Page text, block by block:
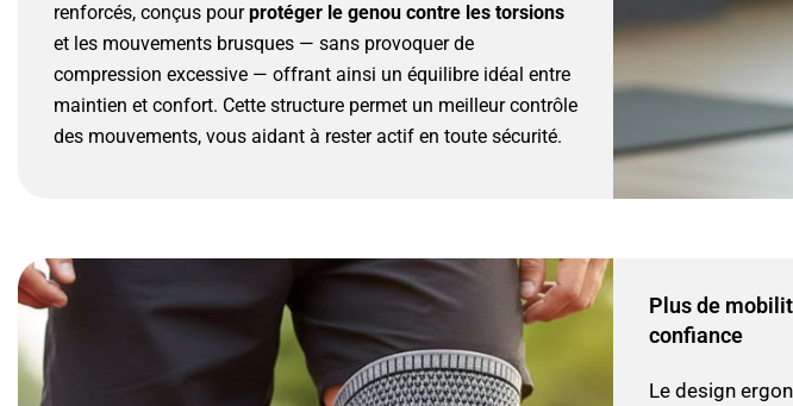
renforcés, conçus pourprotéger le genou contre les torsions
et les mouvements brusques — sans provoquer de
compression excessive — offrant ainsi un équilibre idéal entre
maintien et confort. Cette structure permet un meilleur contrôle
des mouvements, vous aidant à rester actif en toute sécurité.
Plus de
confiance
Le design